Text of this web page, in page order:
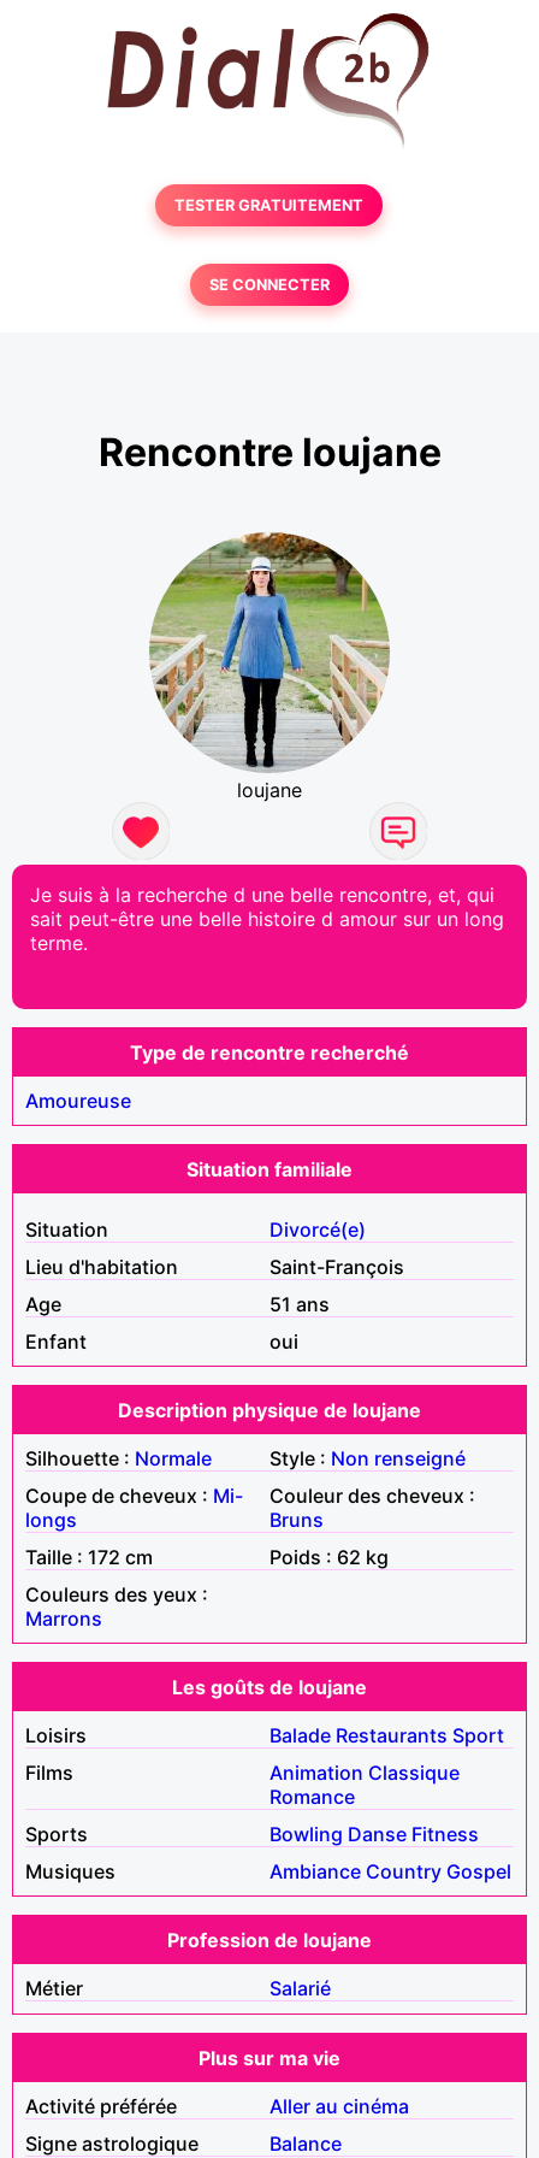
TESTER GRATUITEMENT
SE CONNECTER
Rencontre loujane
loujane
Je suis à la recherche d une belle rencontre, et, qui
sait peut-être une belle histoire d amour sur un long
terme.
Type de rencontre recherché
Amoureuse
Situation familiale
Situation
Divorcé(e)
Lieu d'habitation
Saint-François
Age
51 ans
Enfant
oui
Description physique de loujane
Silhouette : Normale Style : Non renseigné
Coupe de cheveux : Mi-
longs
Couleur des cheveux :
Bruns
Taille : 172 cm
Poids : 62 kg
Couleurs des yeux :
Marrons
Les goûts de loujane
Loisirs
Balade Restaurants Sport
Films
Animation Classique
Romance
Sports
Bowling Danse Fitness
Musiques
Ambiance Country Gospel
Profession de loujane
Métier
Salarié
Plus sur ma vie
Activité préférée
Aller au cinéma
Signe astrologique
Balance